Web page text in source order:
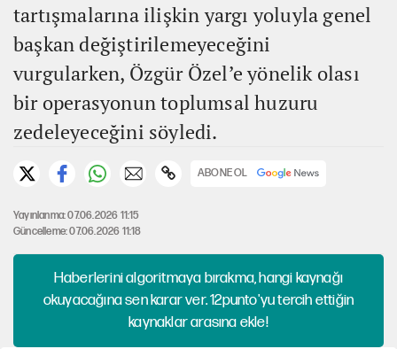
tartışmalarına ilişkin yargı yoluyla genel
başkan değiştirilemeyeceğini
vurgularken, Özgür Özel’e yönelik olası
bir operasyonun toplumsal huzuru
zedeleyeceğini söyledi.
ABONE OL
Yayınlanma: 07.06.2026 11:15
Güncelleme: 07.06.2026 11:18
Haberlerini algoritmaya bırakma, hangi kaynağı
okuyacağına sen karar ver. 12punto'yu tercih ettiğin
kaynaklar arasına ekle!